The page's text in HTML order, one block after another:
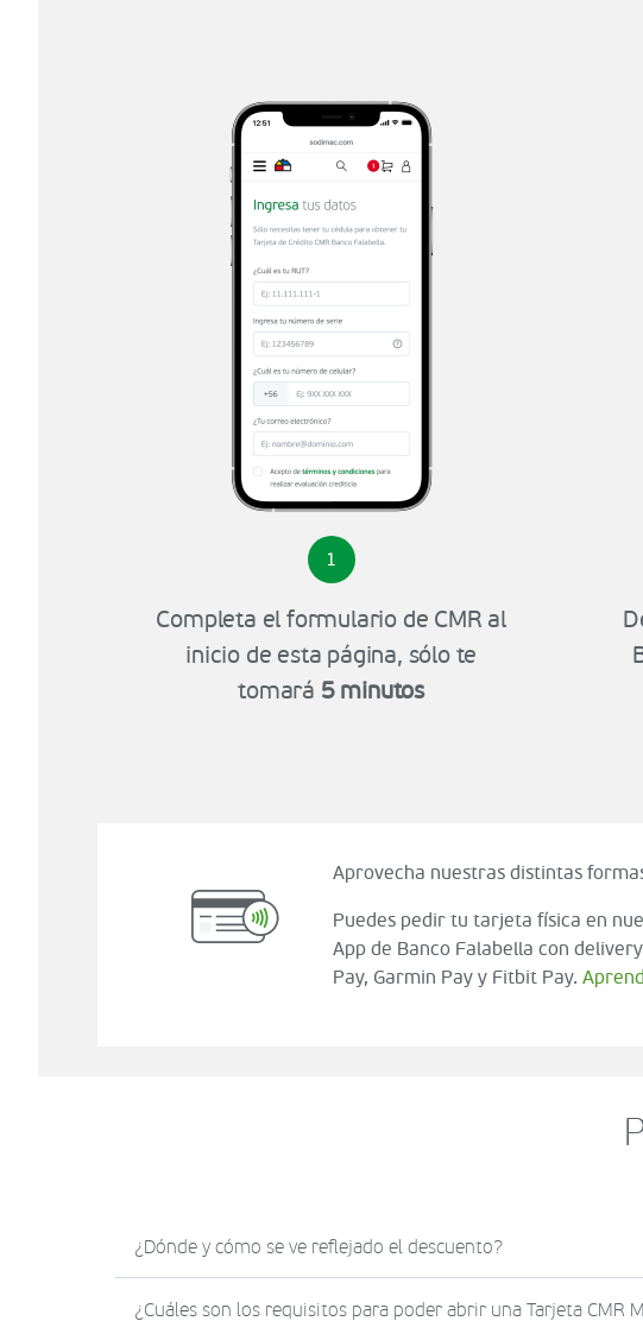
1
Completa el formulario de CMR al
inicio de esta página, sólo te
tomará 5 minutos
Aprovecha nuestras distintas
Puedes pedir tu tarjeta física en
App de Banco Falabella con
Pay, Garmin Pay y Fitbit Pay.
¿Dónde y cómo se ve reflejado el descuento?
¿Cuáles son los requisitos para poder abrir una Tarjeta CMR